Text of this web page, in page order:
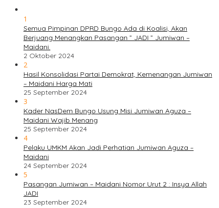
1
Semua Pimpinan DPRD Bungo Ada di Koalisi, Akan
Berjuang Menangkan Pasangan ” JADI ” Jumiwan –
Maidani.
2 Oktober 2024
2
Hasil Konsolidasi Partai Demokrat, Kemenangan Jumiwan
– Maidani Harga Mati
25 September 2024
3
Kader NasDem Bungo Usung Misi Jumiwan Aguza –
Maidani Wajib Menang
25 September 2024
4
Pelaku UMKM Akan Jadi Perhatian Jumiwan Aguza –
Maidani
24 September 2024
5
Pasangan Jumiwan – Maidani Nomor Urut 2 : Insya Allah
JADI
23 September 2024